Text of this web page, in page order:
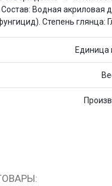
Водная акриловая
Степень глянца:
Единица